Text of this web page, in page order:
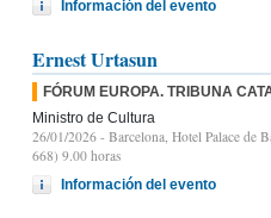
Información del evento
Ernest Urtasun
FÓRUM EUROPA. TRIBUNA
Ministro de Cultura
26/01/2026 - Barcelona, Hotel Palace de
668) 9.00 horas
Información del evento